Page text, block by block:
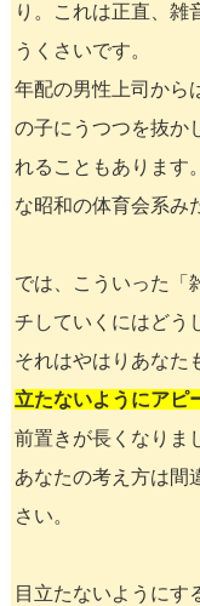
り。これは正直、雑
うくさいです。
年配の男性上司から
の子にうつつを抜か
れることもあります
な昭和の体育会系み
では、こういった「
チしていくにはどう
それはやはりあなた
立たないようにアピ
前置きが長くなりま
あなたの考え方は間
さい。
目立たないようにす